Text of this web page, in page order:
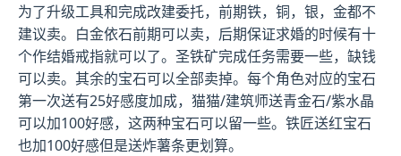
为了升级工具和完成改建委托，前期铁，铜，银，金都不
建议卖。白金依石前期可以卖，后期保证求婚的时候有十
个作结婚戒指就可以了。圣铁矿完成任务需要一些，缺钱
可以卖。其余的宝石可以全部卖掉。每个角色对应的宝石
第一次送有25好感度加成，猫猫/建筑师送青金石/紫水晶
可以加100好感，这两种宝石可以留一些。铁匠送红宝石
也加100好感但是送炸薯条更划算。